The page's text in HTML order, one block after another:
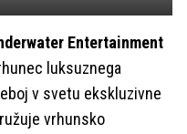
Entertainment
luksuznega
v svetu ekskluzivne
vrhunsko